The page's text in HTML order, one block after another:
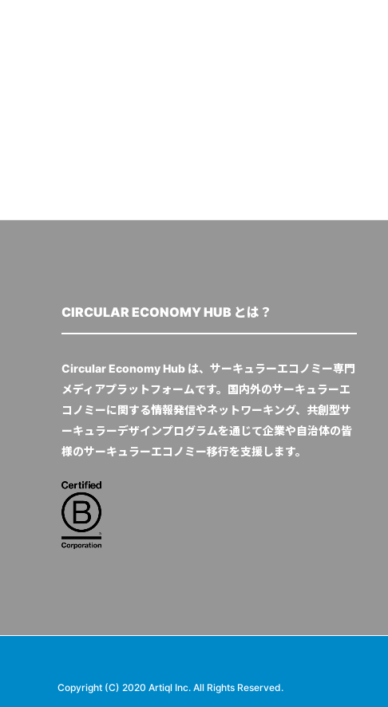
CIRCULAR ECONOMY HUB とは？
Circular Economy Hub は、サーキュラーエコノミー専門
メディアプラットフォームです。国内外のサーキュラーエ
コノミーに関する情報発信やネットワーキング、共創型サ
ーキュラーデザインプログラムを通じて企業や自治体の皆
様のサーキュラーエコノミー移行を支援します。
Copyright (C) 2020 Artiql Inc. All Rights Reserved.